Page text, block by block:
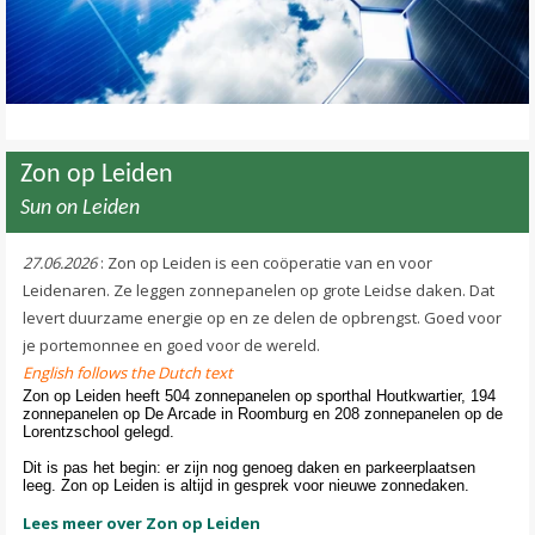
Zon op Leiden
Sun on Leiden
27.06.2026: Zon op Leiden is een coöperatie van en voor
Leidenaren. Ze leggen zonnepanelen op grote Leidse daken. Dat
levert duurzame energie op en ze delen de opbrengst. Goed voor
je portemonnee en goed voor de wereld.
English follows the Dutch text
Zon op Leiden heeft 504 zonnepanelen op sporthal Houtkwartier, 194
zonnepanelen op De Arcade in Roomburg en 208 zonnepanelen op de
Lorentzschool gelegd.
Dit is pas het begin: er zijn nog genoeg daken en parkeerplaatsen
leeg. Zon op Leiden is altijd in gesprek voor nieuwe zonnedaken.
Lees meer over Zon op Leiden